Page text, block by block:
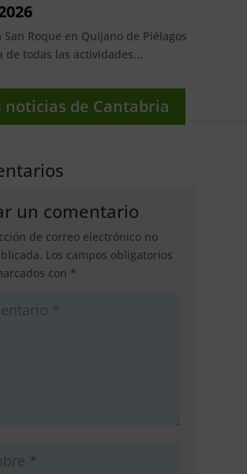
San Roque en Quijano de Piélagos
de todas las actividades...
noticias de Cantabria
un comentario
de correo electrónico no
Los campos obligatorios
con *